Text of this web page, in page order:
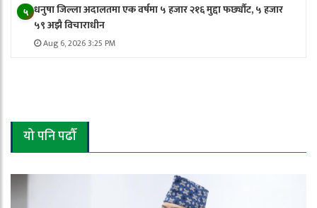
५ धनुषा जिल्ला अदालतमा एक वर्षमा ५ हजार २१६ मुद्दा फर्छ्यौट, ५ हजार
५९ अझै विचाराधीन
Aug 6, 2026 3:25 PM
यो पनि पढौँ